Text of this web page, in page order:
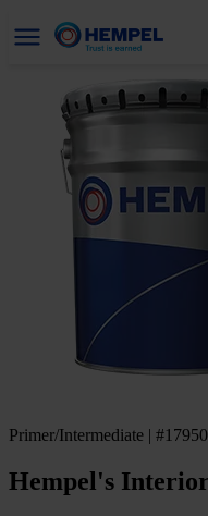
Primer/Intermediate | #17950
Hempel's